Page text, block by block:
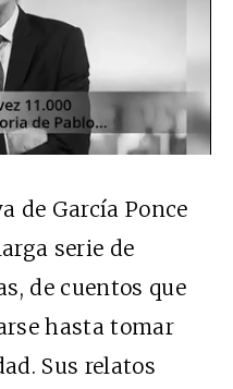
de García Ponce
serie de
de cuentos que
hasta tomar
Sus relatos